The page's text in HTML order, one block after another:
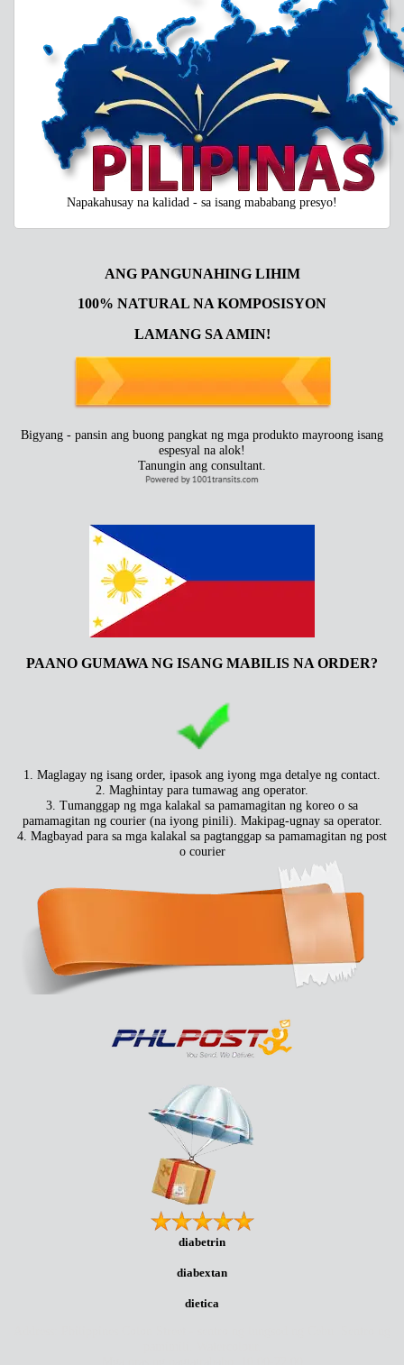
Napakahusay na kalidad - sa isang mababang presyo!
ANG PANGUNAHING LIHIM
100% NATURAL NA KOMPOSISYON
LAMANG SA AMIN!
Bigyang - pansin ang buong pangkat ng mga produkto mayroong isang
espesyal na alok!
Tanungin ang consultant.
PAANO GUMAWA NG ISANG MABILIS NA ORDER?
1. Maglagay ng isang order, ipasok ang iyong mga detalye ng contact.
2. Maghintay para tumawag ang operator.
3. Tumanggap ng mga kalakal sa pamamagitan ng koreo o sa
pamamagitan ng courier (na iyong pinili). Makipag-ugnay sa operator.
4. Magbayad para sa mga kalakal sa pagtanggap sa pamamagitan ng post
o courier
diabetrin
diabextan
dietica